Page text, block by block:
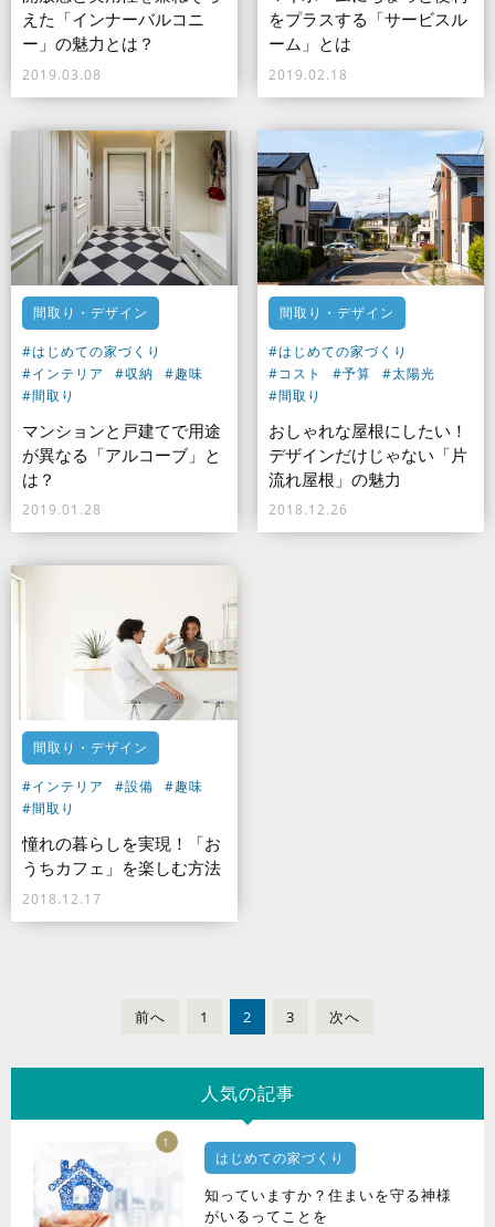
えた「インナーバルコニ
ー」の魅力とは？
2019.03.08
をプラスする「サービスル
ーム」とは
2019.02.18
間取り・デザイン
#はじめての家づくり
#インテリア
#収納
#趣味
#間取り
マンションと戸建てで用途
が異なる「アルコーブ」と
は？
2019.01.28
間取り・デザイン
#はじめての家づくり
#コスト
#予算
#太陽光
#間取り
おしゃれな屋根にしたい！
デザインだけじゃない「片
流れ屋根」の魅力
2018.12.26
間取り・デザイン
#インテリア #設備
#趣味
#間取り
憧れの暮らしを実現！「お
うちカフェ」を楽しむ方法
2018.12.17
前へ 1 2 3 次へ
人気の記事
1
はじめての家づくり
知っていますか？住まいを守る神様
がいるってことを